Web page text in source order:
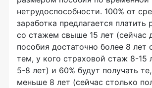
нетрудоспособности. 100% от
заработка предлагается платить
со стажем свыше 15 лет (сейчас
пособия достаточно более 8 лет
тем, у кого страховой стаж 8-15
5-8 лет) и 60% будут получать
меньше 8 лет (сейчас столько